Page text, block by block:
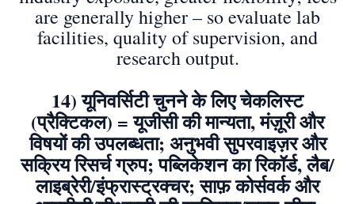
are generally higher – so evaluate lab
facilities, quality of supervision, and
research output.
14) यूनिवर्सिटी चुनने के लिए चेकलिस्ट
(प्रैक्टिकल) = यूजीसी की मान्यता, मंज़ूरी और
विषयों की उपलब्धता; अनुभवी सुपरवाइज़र और
सक्रिय रिसर्च ग्रुप; पब्लिकेशन का रिकॉर्ड, लैब/
लाइब्रेरी/इंफ्रास्ट्रक्चर; साफ़ कोर्सवर्क और